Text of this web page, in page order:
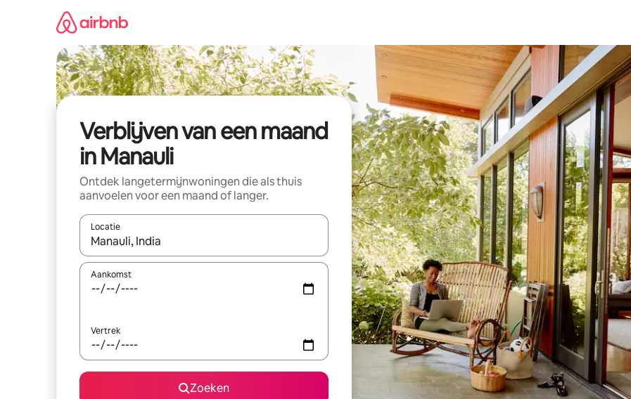
Verblijven van een maand
in Manauli
Ontdek langetermijnwoningen die als thuis
aanvoelen voor een maand of langer.
Locatie
Wanneer er resultaten beschikbaar zijn, maak je een keuze met je de pijltjestoetsen omhoog en omlaag, óf door te
Aankomst
Vertrek
Zoeken